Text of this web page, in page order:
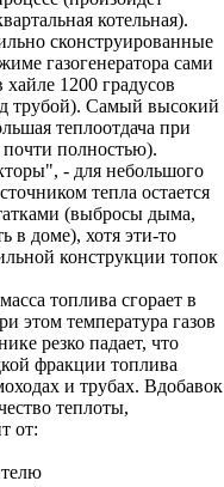
котельная).
сконструированные
газогенератора сами
1200 градусов
трубой). Самый высокий
теплоотдача при
полностью).
- для небольшого
тепла остается
(выбросы дыма,
в доме), хотя эти-то
конструкции топок
топлива сгорает в
этом температура газов
резко падает, что
фракции топлива
и трубах. Вдобавок
теплоты,
от: